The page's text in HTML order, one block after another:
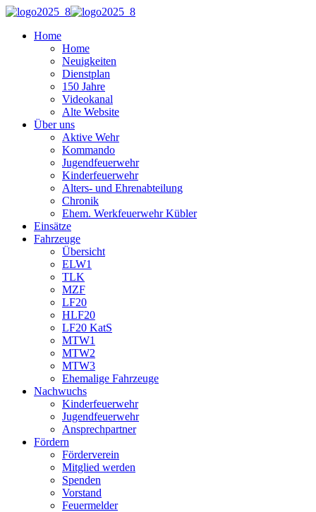
Home
Home
Neuigkeiten
Dienstplan
150 Jahre
Videokanal
Alte Website
Über uns
Aktive Wehr
Kommando
Jugendfeuerwehr
Kinderfeuerwehr
Alters- und Ehrenabteilung
Chronik
Ehem. Werkfeuerwehr Kübler
Einsätze
Fahrzeuge
Übersicht
ELW1
TLK
MZF
LF20
HLF20
LF20 KatS
MTW1
MTW2
MTW3
Ehemalige Fahrzeuge
Nachwuchs
Kinderfeuerwehr
Jugendfeuerwehr
Ansprechpartner
Fördern
Förderverein
Mitglied werden
Spenden
Vorstand
Feuermelder